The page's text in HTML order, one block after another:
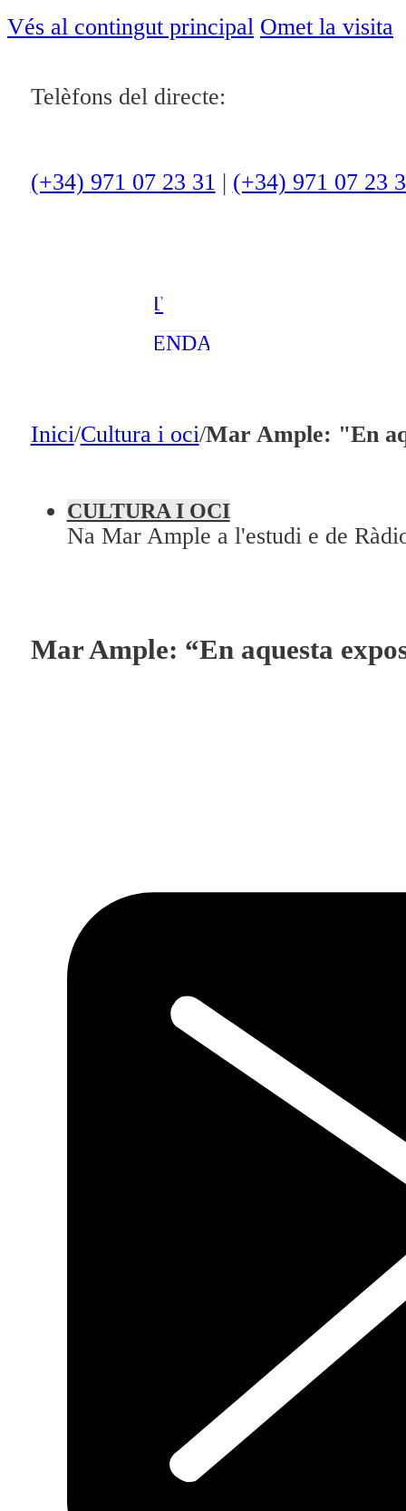
Vés al contingut principal Omet la visita
Telèfons del directe:
(+34) 971 07 23 31 | (+34) 971 07 23
Notícies
CULTURA I
ESPORTS
AMBIENT
AGENDA
A la Carta
Qui som?
Fes-te'n soci!
Inici/Cultura i oci/Mar Ample: "En
Na Mar Ample a l'estudi e de
CULTURA I OCI
Mar Ample: “En aquesta